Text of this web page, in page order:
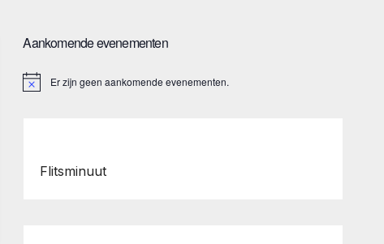
Aankomende evenementen
B
Er zijn geen aankomende evenementen.
Flitsminuut